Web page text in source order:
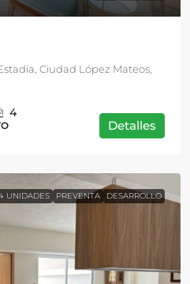
Ciudad López Mateos,
4
Detalles
UNIDADES PREVENTA DESARROLLO